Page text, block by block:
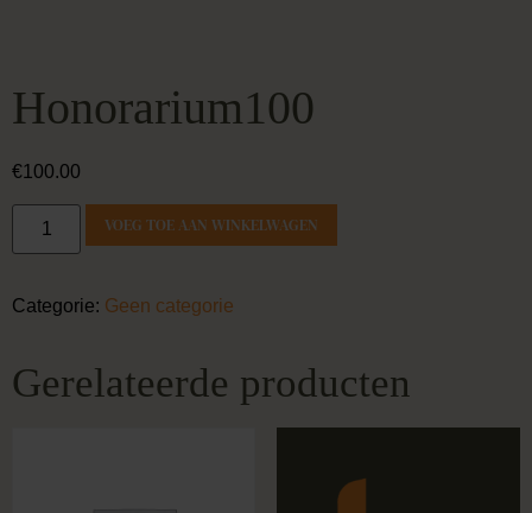
Honorarium100
€100.00
VOEG TOE AAN WINKELWAGEN
Categorie: Geen categorie
Gerelateerde producten